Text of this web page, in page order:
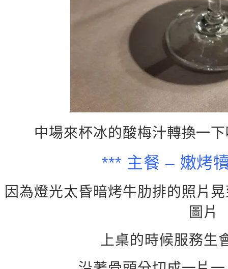
中場來杯冰的酸梅汁轉換一
*** 主餐 – 嫩烤
因為燈光太昏暗烤牛肋排的照片
圖片
上桌的時候服務生